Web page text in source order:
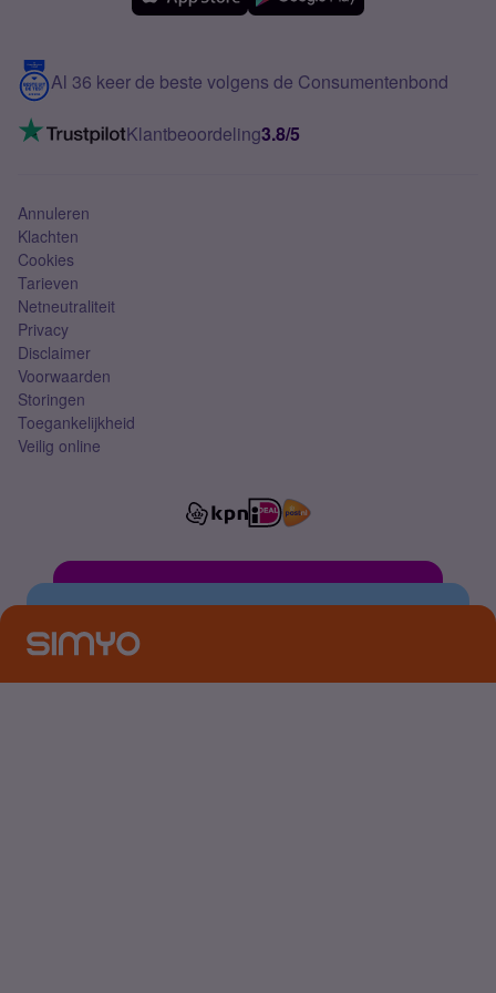
Meerdere nummers
5G internet
Mobiel internet
Mobiel abonnement
Contact
VoLTE 4G bellen
Al 36 keer de beste volgens de Consumentenbond
Klantbeoordeling3.8/5
Annuleren
Klachten
Cookies
Tarieven
Netneutraliteit
Privacy
Disclaimer
Voorwaarden
Storingen
Toegankelijkheid
Veilig online